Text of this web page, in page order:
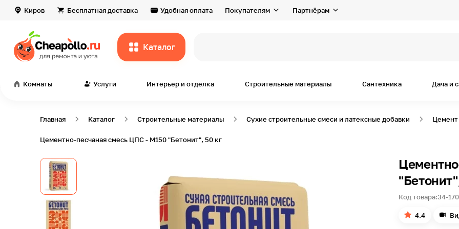
Киров Бесплатная доставка Удобная оплата Покупателям Партнёрам
Каталог
Комнаты Услуги Интерьер и отделка Строительные материалы Сантехника Дача и
Главная Каталог Строительные материалы Сухие строительные смеси и латексные добавки
Цементно-песчаная смесь ЦПС - М150 "Бетонит", 50 кг
Код товара:34-
4.4